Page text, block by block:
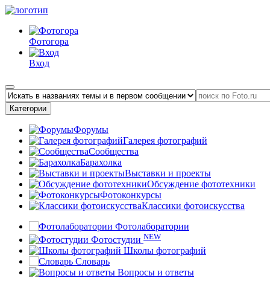
Фотогора
Вход
Категории
Форумы
Галерея фотографий
Сообщества
Барахолка
Выставки и проекты
Обсуждение фототехники
Фотоконкурсы
Классики фотоискусства
Фотолаборатории
Фотостудии NEW
Школы фотографий
Словарь
Вопросы и ответы